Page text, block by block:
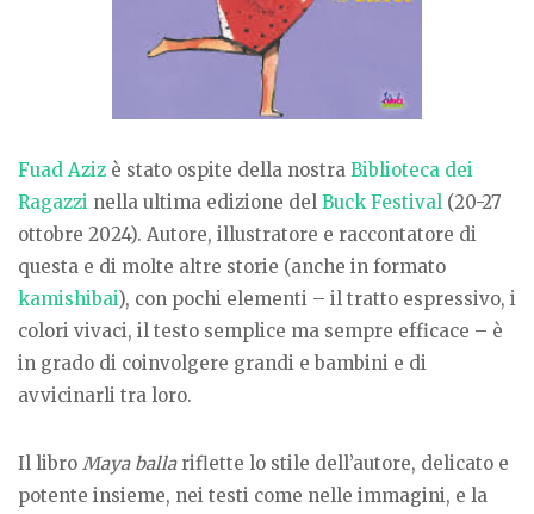
Fuad Aziz è stato ospite della nostra Biblioteca dei
Ragazzi nella ultima edizione del Buck Festival (20-27
ottobre 2024). Autore, illustratore e raccontatore di
questa e di molte altre storie (anche in formato
kamishibai), con pochi elementi – il tratto espressivo, i
colori vivaci, il testo semplice ma sempre efficace – è
in grado di coinvolgere grandi e bambini e di
avvicinarli tra loro.
Il libro Maya ballariflette lo stile dell’autore, delicato e
potente insieme, nei testi come nelle immagini, e la